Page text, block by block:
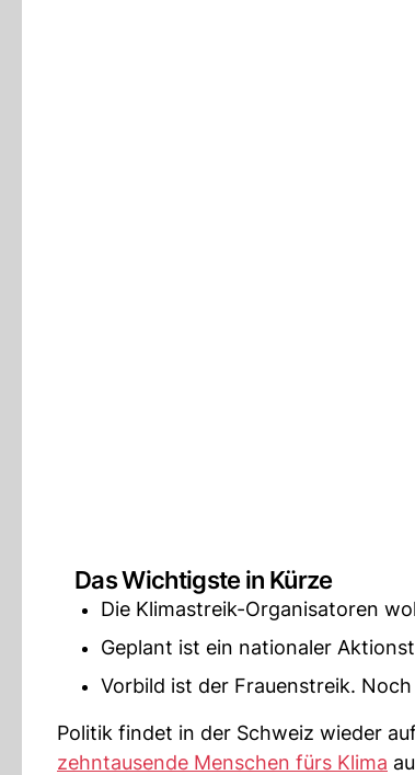
Das Wichtigste in Kürze
Die Klimastreik-Organisatoren
Geplant ist ein nationaler
Vorbild ist der Frauenstreik.
Politik findet in der Schweiz wieder
zehntausende Menschen fürs Klima